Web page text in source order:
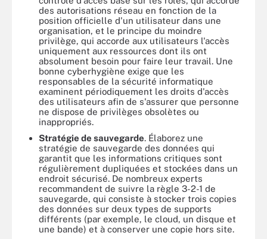
des autorisations réseau en fonction de la
position officielle d'un utilisateur dans une
organisation, et le principe du moindre
privilège, qui accorde aux utilisateurs l'accès
uniquement aux ressources dont ils ont
absolument besoin pour faire leur travail. Une
bonne cyberhygiène exige que les
responsables de la sécurité informatique
examinent périodiquement les droits d'accès
des utilisateurs afin de s'assurer que personne
ne dispose de privilèges obsolètes ou
inappropriés.
Stratégie de sauvegarde. Élaborez une
stratégie de sauvegarde des données qui
garantit que les informations critiques sont
régulièrement dupliquées et stockées dans un
endroit sécurisé. De nombreux experts
recommandent de suivre la règle 3-2-1 de
sauvegarde, qui consiste à stocker trois copies
des données sur deux types de supports
différents (par exemple, le cloud, un disque et
une bande) et à conserver une copie hors site.